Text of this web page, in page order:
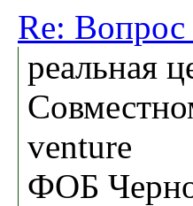
Re: Вопрос
реальная
venture
ФОБ